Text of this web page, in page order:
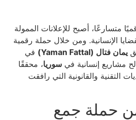
متسارعًا، أصبح للإعلانات الممولة
الإنسانية. ومن خلال حملة رقمية
يمان فتال (Yaman Fattal)
في
مشاريع إنسانية في سوريا، محققًا
التقنية والقانونية التي رافقت
حملة جمع